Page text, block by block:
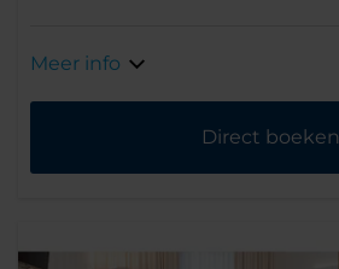
Meer info
Direct boeken